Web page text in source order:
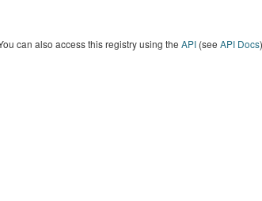
can also access this registry using the API (see API Docs